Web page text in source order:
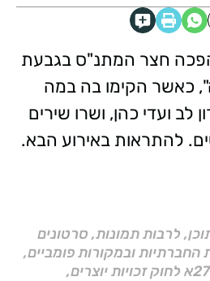
הפכה חצר המתנ"ס בגבעת
כאשר הקימו בה במה
לב ועדי כהן, ושרו שירים
להתראות באירוע הבא.
לרבות תמונות, סרטונים
ובמקורות פומביים,
בהתאם להוראות סעיף 27א לחוק זכויות יוצרים,